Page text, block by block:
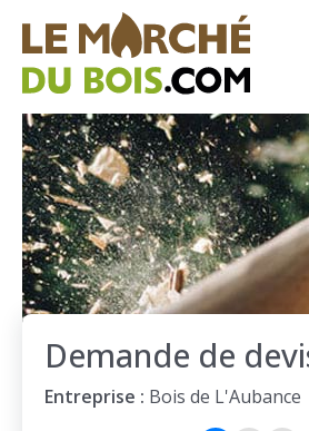
CHAUFFAGE AU BOIS
FAQ
CALCULER SA CONSOMMATION
TROUVER SON FOURNISSEUR
BLOG
ESPACE PRO
Demande de
Entreprise : Bois de L'Aubance